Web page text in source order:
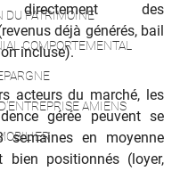
DU PATRIMOINE
COMPORTEMENTAL
AMIENS
directement des
déjà générés, bail
incluse).
acteurs du marché, les
gérée peuvent se
semaines en moyenne
bien positionnés (loyer,